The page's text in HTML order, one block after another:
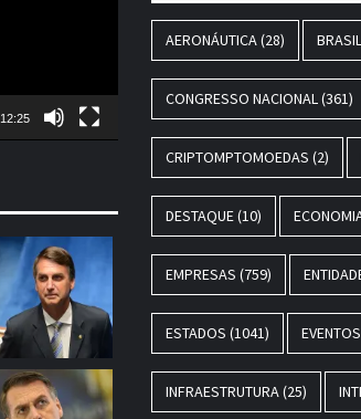
12:25
AERONÁUTICA (28) BRASIL
CONGRESSO NACIONAL (361)
CRIPTOMPTOMOEDAS (2)
DESTAQUE(10)
EMPRESAS (759)
ESTADOS (1041) EVENTOS
INFRAESTRUTURA (25)